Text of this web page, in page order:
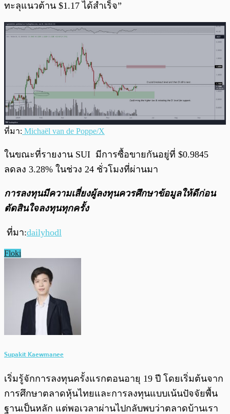
ทะลุแนวต้าน $1.17 ได้สำเร็จ”
ที่มา: Michaël van de Poppe/X
ในขณะที่รายงาน SUI มีการซื้อขายกันอยู่ที่ $0.9845
ลดลง 3.28% ในช่วง 24 ชั่วโมงที่ผ่านมา
การลงทุนมีความเสี่ยงผู้ลงทุนควรศึกษาข้อมูลให้ดีก่อน
ตัดสินใจลงทุนทุกครั้ง
ที่มา:dailyhodl
Floki
Supakit Kaewmanee
เริ่มรู้จักการลงทุนครั้งแรกตอนอายุ 19 ปี โดยเริ่มต้นจาก
การศึกษาตลาดหุ้นไทยและการลงทุนแบบเน้นปัจจัยพื้น
ฐานเป็นหลัก แต่พอเวลาผ่านไปกลับพบว่าตลาดบ้านเรา